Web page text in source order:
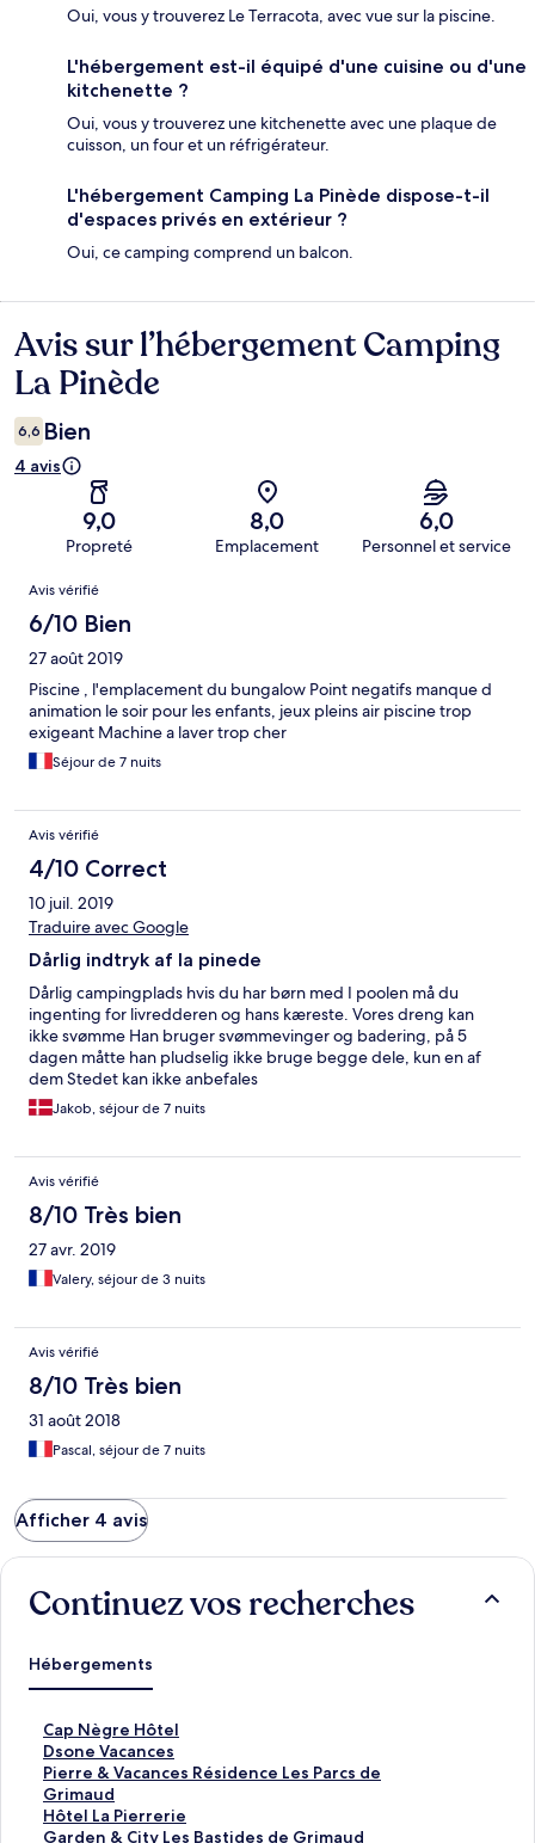
Oui, vous y trouverez Le Terracota, avec vue sur la piscine.
L'hébergement est-il équipé d'une cuisine ou d'une
kitchenette ?
Oui, vous y trouverez une kitchenette avec une plaque de
cuisson, un four et un réfrigérateur.
L'hébergement Camping La Pinède dispose-t-il
d'espaces privés en extérieur ?
Oui, ce camping comprend un balcon.
Avis
Avis sur l’hébergement Camping
La Pinède
6,6 Bien
4 avis
9,0
Propreté
8,0
Emplacement
6,0
Personnel et service
Avis
Avis vérifié
6/10 Bien
27 août 2019
Piscine , l'emplacement du bungalow Point negatifs manque d
animation le soir pour les enfants, jeux pleins air piscine trop
exigeant Machine a laver trop cher
Séjour de 7 nuits
Avis vérifié
4/10 Correct
10 juil. 2019
Traduire avec Google
Dårlig indtryk af la pinede
Dårlig campingplads hvis du har børn med I poolen må du
ingenting for livredderen og hans kæreste. Vores dreng kan
ikke svømme Han bruger svømmevinger og badering, på 5
dagen måtte han pludselig ikke bruge begge dele, kun en af
dem Stedet kan ikke anbefales
Jakob, séjour de 7 nuits
Avis vérifié
8/10 Très bien
27 avr. 2019
Valery, séjour de 3 nuits
Avis vérifié
8/10 Très bien
31 août 2018
Pascal, séjour de 7 nuits
Afficher 4 avis
Continuez vos recherches
Hébergements
Cap Nègre Hôtel
L
i
e
n
o
u
Dsone Vacances
L
i
e
n
o
Pierre & Vacances Résidence Les Parcs de
Grimaud
L
i
e
n
Hôtel La Pierrerie
L
iGarden & City Les Bastides de Grimaud
L